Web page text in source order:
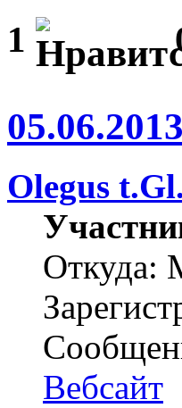
1
Olegus t.Gl.
Откуда:
Вебсайт